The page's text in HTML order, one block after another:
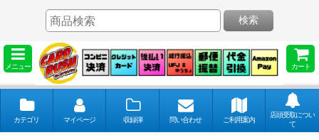
メニュー カート
検索
カテゴリ マイページ 収録弾 問い合わせ ご利用案内
店頭受取につい
て